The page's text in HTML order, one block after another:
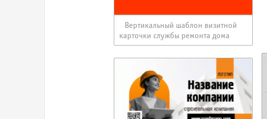
Вертикальный шаблон визитной
карточки службы ремонта дома